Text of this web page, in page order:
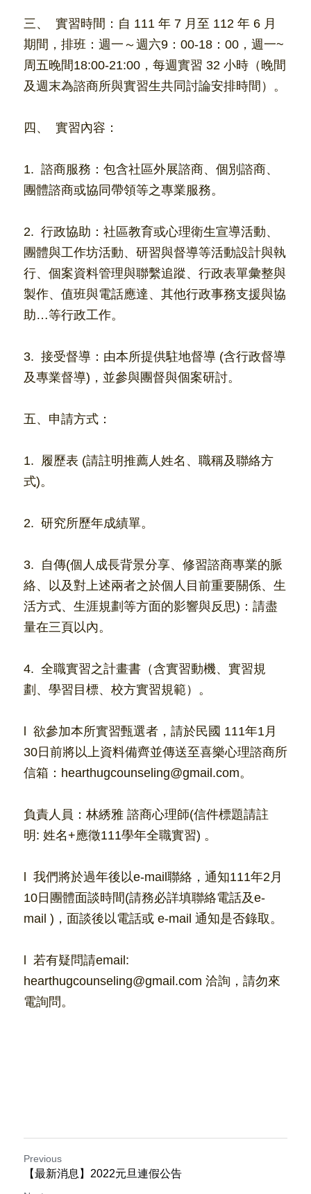
三、  實習時間：自 111 年 7 月至 112 年 6 月
期間，排班：週一～週六9：00-18：00，週一~
周五晚間18:00-21:00，每週實習 32 小時（晚間
及週末為諮商所與實習生共同討論安排時間）。
四、  實習內容：
1.  諮商服務：包含社區外展諮商、個別諮商、
團體諮商或協同帶領等之專業服務。
2.  行政協助：社區教育或心理衛生宣導活動、
團體與工作坊活動、研習與督導等活動設計與執
行、個案資料管理與聯繫追蹤、行政表單彙整與
製作、值班與電話應達、其他行政事務支援與協
助…等行政工作。
3.  接受督導：由本所提供駐地督導 (含行政督導
及專業督導)，並參與團督與個案研討。
五、申請方式：
1.  履歷表 (請註明推薦人姓名、職稱及聯絡方
式)。
2.  研究所歷年成績單。
3.  自傳(個人成長背景分享、修習諮商專業的脈
絡、以及對上述兩者之於個人目前重要關係、生
活方式、生涯規劃等方面的影響與反思)：請盡
量在三頁以內。
4.  全職實習之計畫書（含實習動機、實習規
劃、學習目標、校方實習規範）。
欲參加本所實習甄選者，請於民國 111年1月
30日前將以上資料備齊並傳送至喜樂心理諮商所
信箱：hearthugcounseling@gmail.com。
負責人員：林綉雅 諮商心理師(信件標題請註
明: 姓名+應徵111學年全職實習) 。
我們將於過年後以e-mail聯絡，通知111年2月
10日團體面談時間(請務必詳填聯絡電話及e-
mail )，面談後以電話或 e-mail 通知是否錄取。
若有疑問請email:
hearthugcounseling@gmail.com 洽詢，請勿來
電詢問。
Previous
【最新消息】2022元旦連假公告